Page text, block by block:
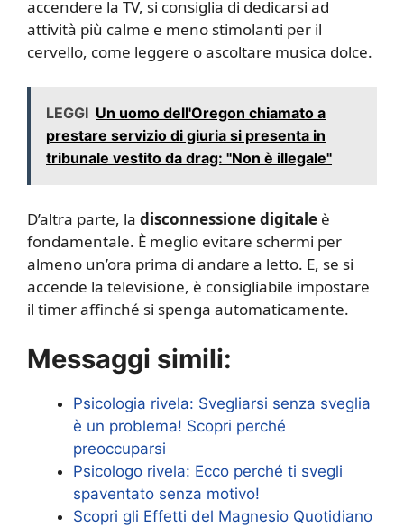
accendere la TV, si consiglia di dedicarsi ad
attività più calme e meno stimolanti per il
cervello, come leggere o ascoltare musica dolce.
LEGGI Un uomo dell'Oregon chiamato a
prestare servizio di giuria si presenta in
tribunale vestito da drag: "Non è illegale"
D’altra parte, la disconnessione digitale è
fondamentale. È meglio evitare schermi per
almeno un’ora prima di andare a letto. E, se si
accende la televisione, è consigliabile impostare
il timer affinché si spenga automaticamente.
Messaggi simili:
Psicologia rivela: Svegliarsi senza sveglia
è un problema! Scopri perché
preoccuparsi
Psicologo rivela: Ecco perché ti svegli
spaventato senza motivo!
Scopri gli Effetti del Magnesio Quotidiano